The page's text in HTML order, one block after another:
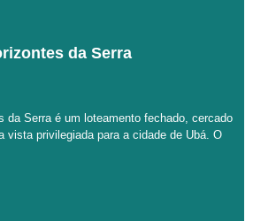
da Serra
da Serra é um loteamento fechado, cercado
vista privilegiada para a cidade de Ubá. O